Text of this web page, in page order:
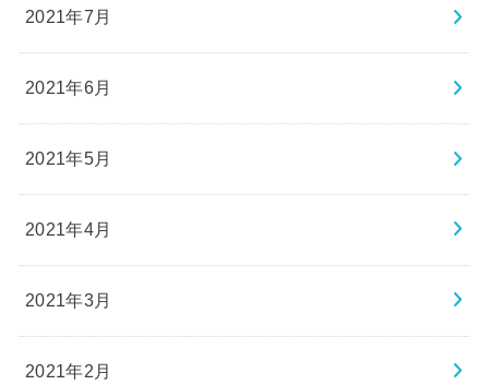
2021年7月
2021年6月
2021年5月
2021年4月
2021年3月
2021年2月